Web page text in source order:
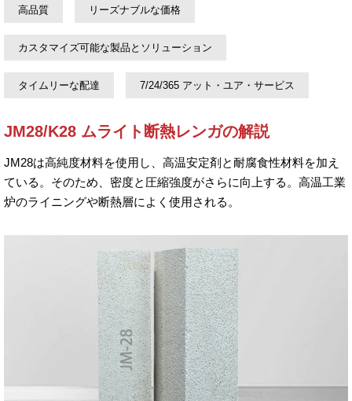
高品質 リーズナブルな価格
カスタマイズ可能な製品とソリューション
タイムリーな配達 7/24/365 アット・ユア・サービス
JM28/K28 ムライト断熱レンガの解説
JM28は高純度材料を使用し、高温安定剤と耐腐食性材料を加え
ている。そのため、密度と圧縮強度がさらに向上する。高温工業
炉のライニングや断熱層によく使用される。